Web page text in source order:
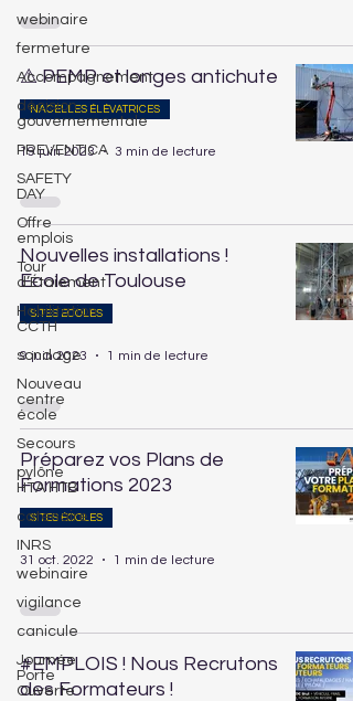
webinaire
fermeture
Accompagnement
décision
gouvernementale
PREVENTICA
SAFETY
DAY
Offre
emplois
Tour
d’Étaiement
Habilitation
CCTH
sondage
Nouveau
centre
école
Secours
pylône
HTA HTB
catenaire
INRS
webinaire
vigilance
canicule
Journée
Porte
Ouverte
⚠ PEMP et longes antichute
NACELLES ÉLÉVATRICES
19 juin 2023 3 min de lecture
Nouvelles installations !
Ecole de Toulouse
SITES ÉCOLES
9 juin 2023 1 min de lecture
Préparez vos Plans de
Formations 2023
SITES ÉCOLES
31 oct. 2022 1 min de lecture
#EMPLOIS ! Nous Recrutons
des Formateurs !